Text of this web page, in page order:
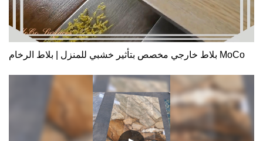
بلاط خارجي مخصص بتأثير خشبي للمنزل | بلاط الرخام MoCo